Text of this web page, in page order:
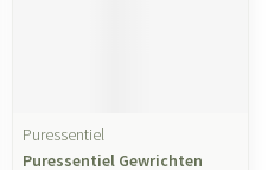
Puressentiel
Puressentiel Gewrichten